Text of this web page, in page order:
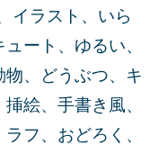
イラスト、いら
ート、ゆるい、
、どうぶつ、キ
絵、手書き風、
フ、おどろく、